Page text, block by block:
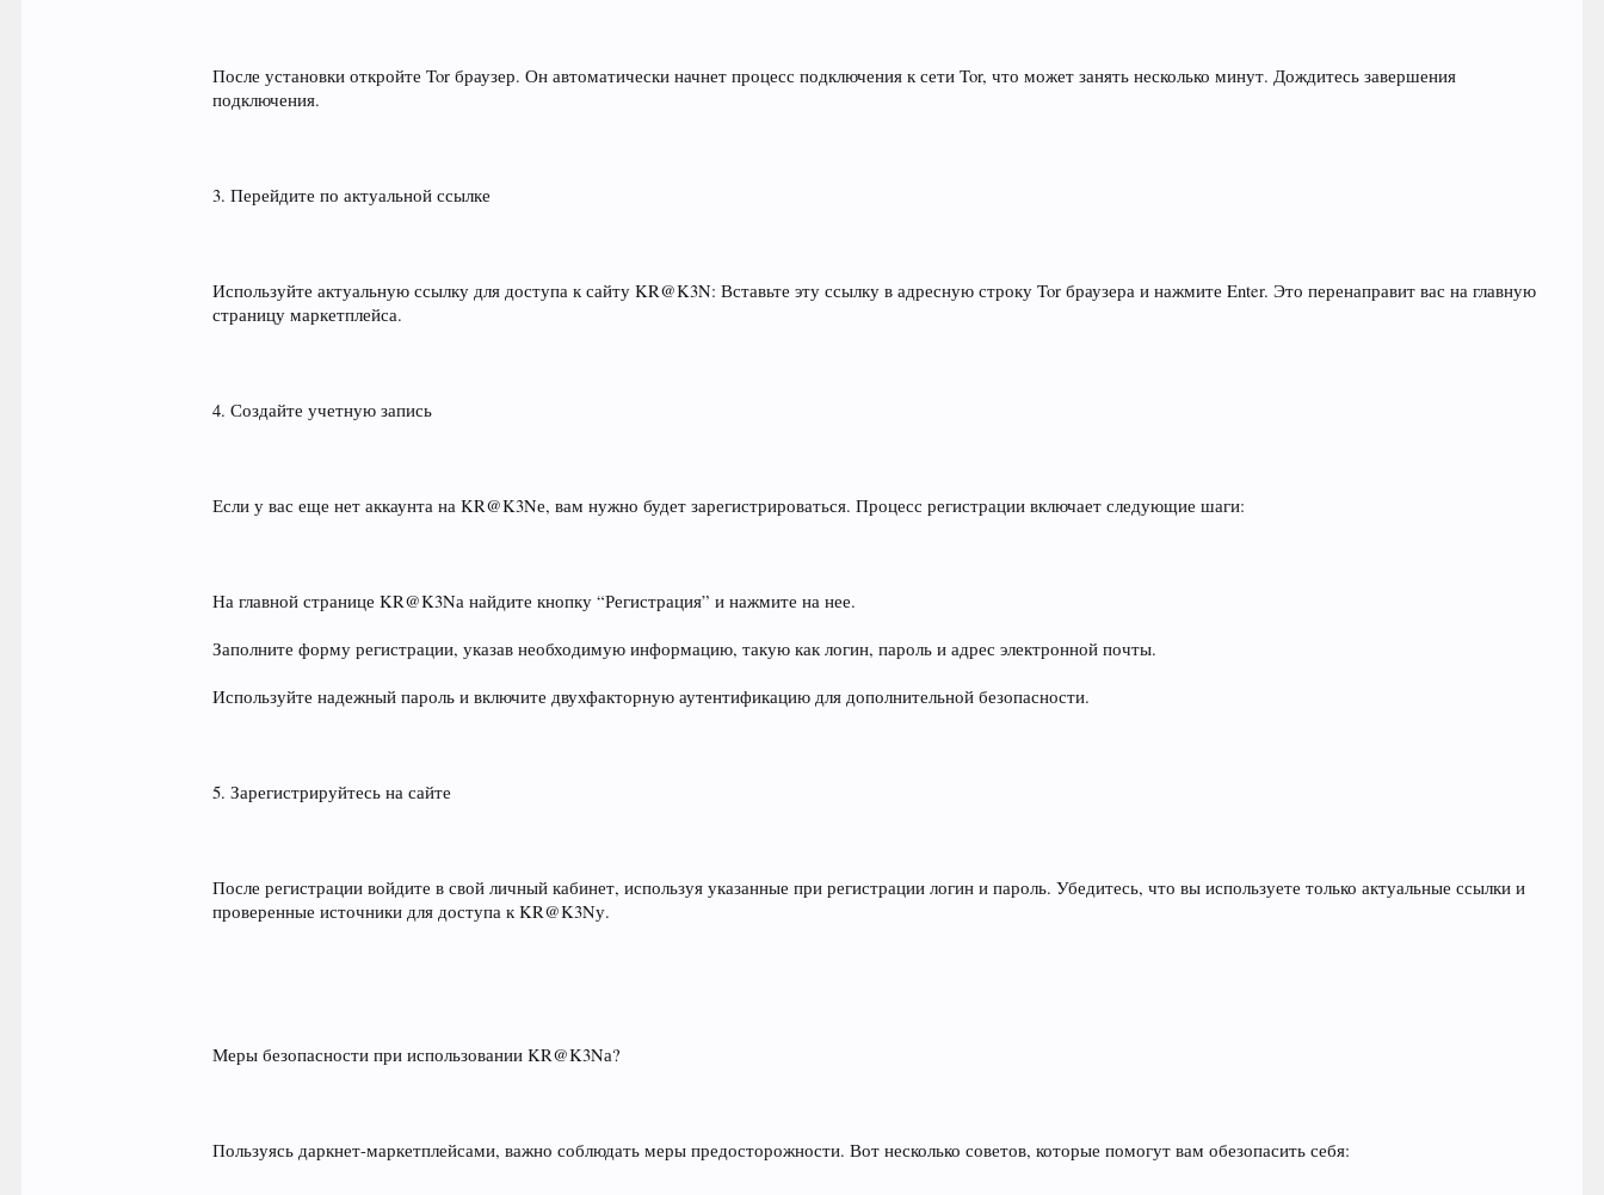
После установки откройте Tor браузер. Он автоматически начнет процесс подключения к сети Tor, что может занять несколько минут. Дождитесь завершения
подключения.
3. Перейдите по актуальной ссылке
Используйте актуальную ссылку для доступа к сайту KR@K3N: Вставьте эту ссылку в адресную строку Tor браузера и нажмите Enter. Это перенаправит вас на главную
страницу маркетплейса.
4. Создайте учетную запись
Если у вас еще нет аккаунта на KR@K3Nе, вам нужно будет зарегистрироваться. Процесс регистрации включает следующие шаги:
На главной странице KR@K3Nа найдите кнопку “Регистрация” и нажмите на нее.
Заполните форму регистрации, указав необходимую информацию, такую как логин, пароль и адрес электронной почты.
Используйте надежный пароль и включите двухфакторную аутентификацию для дополнительной безопасности.
5. Зарегистрируйтесь на сайте
После регистрации войдите в свой личный кабинет, используя указанные при регистрации логин и пароль. Убедитесь, что вы используете только актуальные ссылки и
проверенные источники для доступа к KR@K3Nу.
Меры безопасности при использовании KR@K3Nа?
Пользуясь даркнет-маркетплейсами, важно соблюдать меры предосторожности. Вот несколько советов, которые помогут вам обезопасить себя: